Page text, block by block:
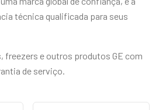
técnica qualificada para seus
freezers e outros produtos GE com
de serviço.